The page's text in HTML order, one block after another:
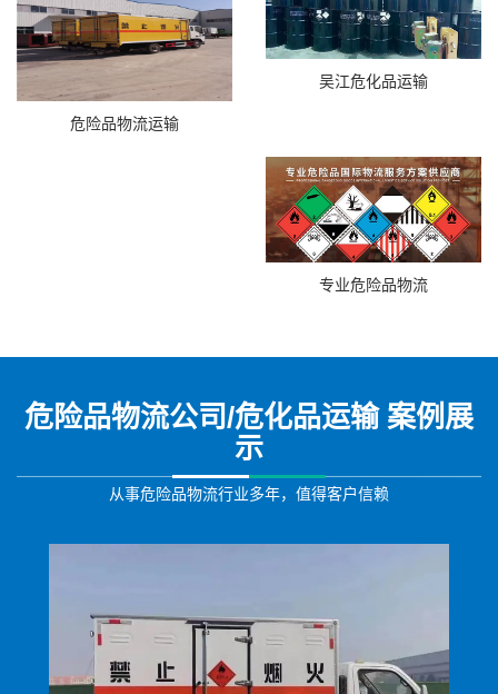
危险品物流运输
吴江危化品运输
专业危险品物流
危险品物流公司/危化品运输 案例展
示
从事危险品物流行业多年，值得客户信赖